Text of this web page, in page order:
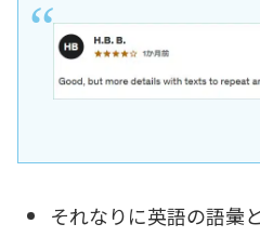
それなりに英語の語彙